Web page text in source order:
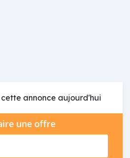
annonce aujourd'hui
une offre